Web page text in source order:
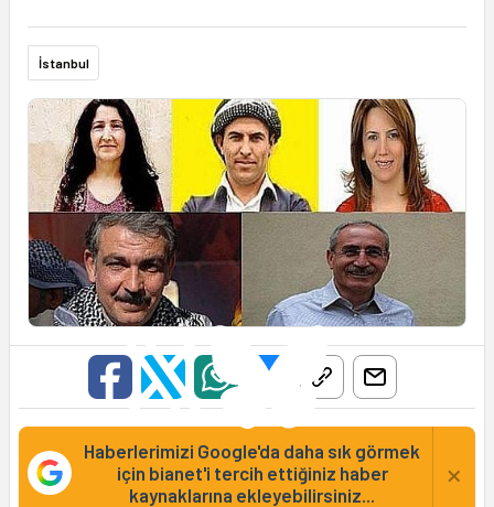
İstanbul
Haberlerimizi Google'da daha sık görmek
için bianet'i tercih ettiğiniz haber
kaynaklarına ekleyebilirsiniz...
×